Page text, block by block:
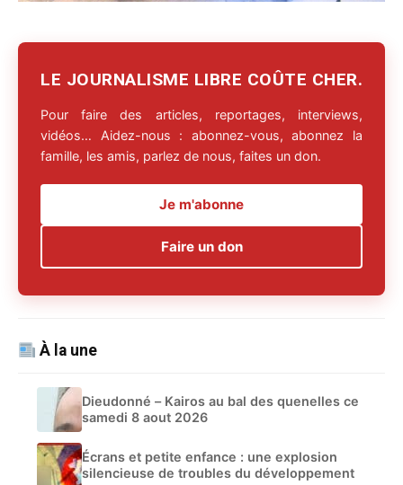
LE JOURNALISME LIBRE COÛTE CHER.
Pour faire des articles, reportages, interviews,
vidéos… Aidez-nous : abonnez-vous, abonnez la
famille, les amis, parlez de nous, faites un don.
Je m'abonne
Faire un don
À la une
Dieudonné – Kairos au bal des quenelles ce
samedi 8 aout 2026
Écrans et petite enfance : une explosion
silencieuse de troubles du développement